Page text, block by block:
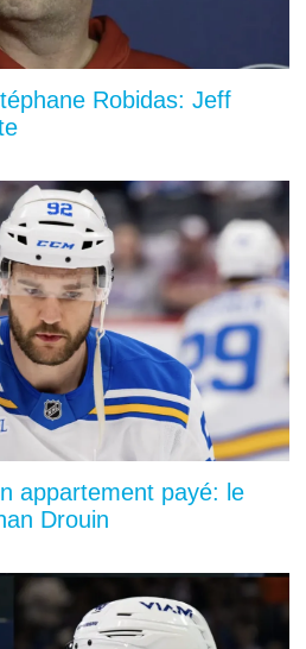
Robidas: Jeff
appartement payé: le
Drouin